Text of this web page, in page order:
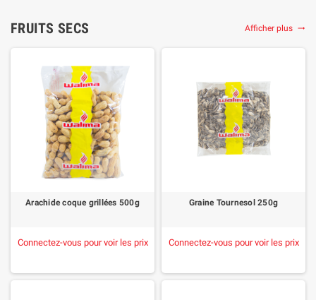
FRUITS SECS Afficher plus 
Arachide coque grillées 500g
Connectez-vous pour voir les prix
Graine Tournesol 250g
Connectez-vous pour voir les prix